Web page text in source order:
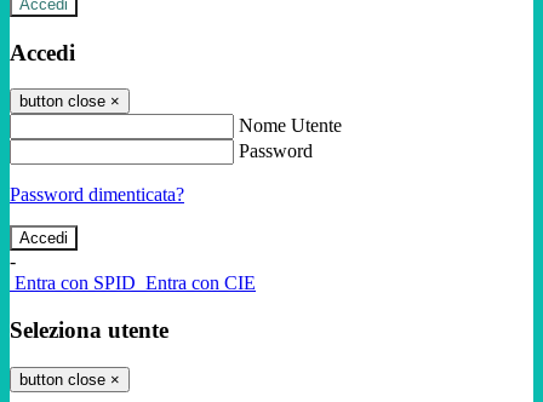
Accedi
Accedi
button close ×
Nome Utente
Password
Password dimenticata?
-
Entra con SPID Entra con CIE
Seleziona utente
button close ×